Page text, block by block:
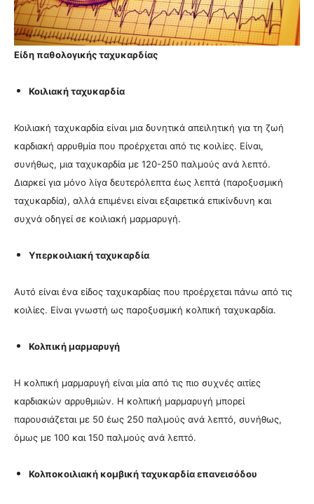
Είδη παθολογικής ταχυκαρδίας
Κοιλιακή ταχυκαρδία
Κοιλιακή ταχυκαρδία είναι μια δυνητικά απειλητική για τη ζωή
καρδιακή αρρυθμία που προέρχεται από τις κοιλίες. Είναι,
συνήθως, μια ταχυκαρδία με 120-250 παλμούς ανά λεπτό.
Διαρκεί για μόνο λίγα δευτερόλεπτα έως λεπτά (παροξυσμική
ταχυκαρδία), αλλά επιμένει είναι εξαιρετικά επικίνδυνη και
συχνά οδηγεί σε κοιλιακή μαρμαρυγή.
Υπερκοιλιακή ταχυκαρδία
Αυτό είναι ένα είδος ταχυκαρδίας που προέρχεται πάνω από τις
κοιλίες. Είναι γνωστή ως παροξυσμική κολπική ταχυκαρδία.
Κολπική μαρμαρυγή
Η κολπική μαρμαρυγή είναι μία από τις πιο συχνές αιτίες
καρδιακών αρρυθμιών. Η κολπική μαρμαρυγή μπορεί
παρουσιάζεται με 50 έως 250 παλμούς ανά λεπτό, συνήθως,
όμως με 100 και 150 παλμούς ανά λεπτό.
Κολποκοιλιακή κομβική ταχυκαρδία επανεισόδου